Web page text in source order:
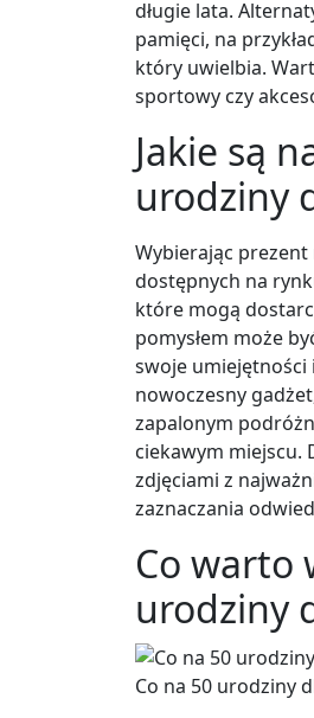
długie lata.
pamięci, na
który uwielbia.
sportowy czy
Jakie są
urodziny
Wybierając
dostępnych na
które mogą
pomysłem może
swoje umiejętności
nowoczesny
zapalonym
ciekawym miejscu.
zdjęciami z
zaznaczania
Co warto
urodziny
Co na 50 urodziny